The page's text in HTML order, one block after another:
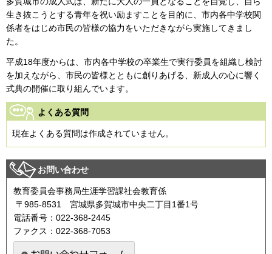
生き抜こうとする青年を祝い励ますことを目的に、市内各中学校関
係者をはじめ市民の皆様の協力をいただきながら実施してきまし
た。
平成18年度からは、市内各中学校の卒業生で実行委員を組織し検討
を加えながら、市民の皆様とともに創りあげる、新成人の心に響く
式典の開催に取り組んでいます。
よくある質問
現在よくある質問は作成されていません。
お問い合わせ
教育委員会事務局生涯学習課社会教育係
〒985-8531 宮城県多賀城市中央二丁目1番1号
電話番号：022-368-2445
ファクス：022-368-7053